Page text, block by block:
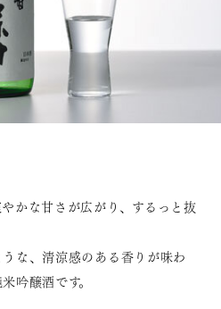
かな甘さが広がり、するっと抜
な、清涼感のある香りが味わ
吟醸酒です。